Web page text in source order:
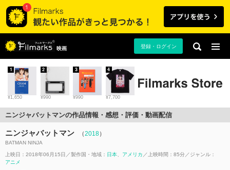
映画 登録・ログイン
¥1,650
1
¥990
2
¥990
3
¥7,700
4
ニンジャバットマンの作品情報・感想・評価・動画配信
ニンジャバットマン （2018）
BATMAN NINJA
上映日：2018年06月15日 製作国・地域： 日本 アメリカ 上映時間：85分
ジャンル：
アニメ